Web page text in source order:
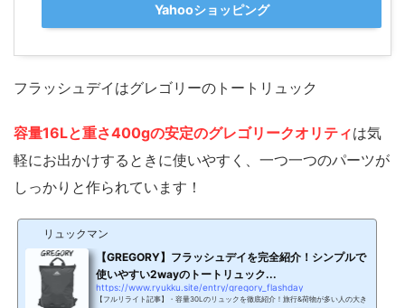
Yahooショッピング
フラッシュデイはグレゴリーのトートリュック
容量16Lと重さ400gの安定のグレゴリークオリティは気
軽にお出かけするときに使いやすく、一つ一つのパーツが
しっかりと作られています！
リュックマン
【GREGORY】フラッシュデイを完全紹介！シンプルで
使いやすい2wayのトートリュック...
https://www.ryukku.site/entry/gregory_flashday
【フルリライト記事】・容量30Lのリュックを徹底紹介！旅行&荷物が多い人の大き